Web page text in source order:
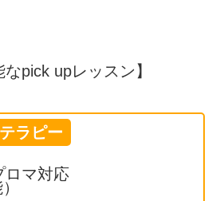
なpick upレッスン】
ラピー
ロマ対応